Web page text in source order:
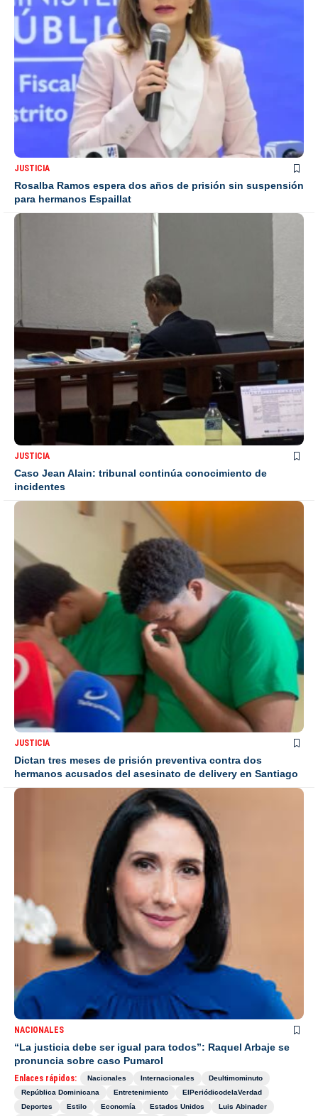
JUSTICIA
Rosalba Ramos espera dos años de prisión sin suspensión
para hermanos Espaillat
JUSTICIA
Caso Jean Alain: tribunal continúa conocimiento de
incidentes
JUSTICIA
Dictan tres meses de prisión preventiva contra dos
hermanos acusados del asesinato de delivery en Santiago
NACIONALES
“La justicia debe ser igual para todos”: Raquel Arbaje se
pronuncia sobre caso Pumarol
Enlaces rápidos: Nacionales Internacionales
Deultimominuto
República Dominicana
Entretenimiento
ElPeriódicodelaVerdad
Deportes
Estilo Economía Estados Unidos
Luis Abinader